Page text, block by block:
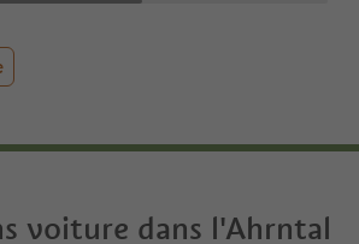
voiture dans l'Ahrntal